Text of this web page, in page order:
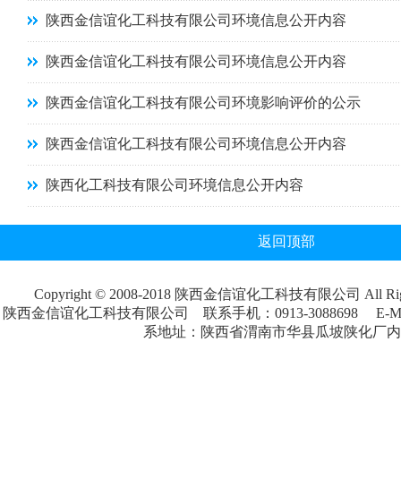
陕西金信谊化工科技有限公司环境信息公开内容
陕西金信谊化工科技有限公司环境信息公开内容
陕西金信谊化工科技有限公司环境影响评价的公示
陕西金信谊化工科技有限公司环境信息公开内容
陕西化工科技有限公司环境信息公开内容
返回顶部
Copyright © 2008-2018 陕西金信谊化工科技有限公司 All
陕西金信谊化工科技有限公司 联系手机：0913-3088698
系地址：陕西省渭南市华县瓜坡陕化厂